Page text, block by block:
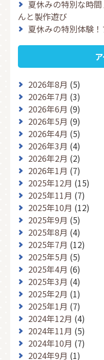
夏休みの特別な時
んと製作遊び
夏休みの特別体験
2026年8月 (5)
2026年7月 (3)
2026年6月 (9)
2026年5月 (9)
2026年4月 (5)
2026年3月 (4)
2026年2月 (2)
2026年1月 (7)
2025年12月 (15)
2025年11月 (7)
2025年10月 (12)
2025年9月 (5)
2025年8月 (4)
2025年7月 (12)
2025年5月 (5)
2025年4月 (6)
2025年3月 (4)
2025年2月 (1)
2025年1月 (7)
2024年12月 (4)
2024年11月 (5)
2024年10月 (7)
2024年9月 (1)